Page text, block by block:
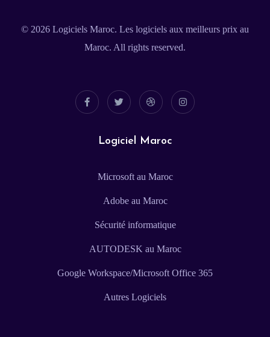
© 2026 Logiciels Maroc. Les logiciels aux meilleurs prix au
Maroc. All rights reserved.
Logiciel Maroc
Microsoft au Maroc
Adobe au Maroc
Sécurité informatique
AUTODESK au Maroc
Google Workspace/Microsoft Office 365
Autres Logiciels